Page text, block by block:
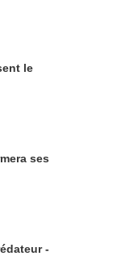
le
ses
prédateur -